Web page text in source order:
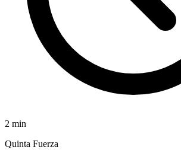
2 min
Quinta Fuerza